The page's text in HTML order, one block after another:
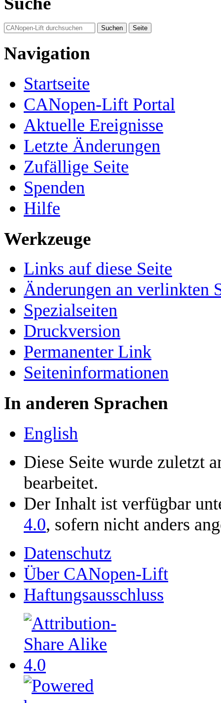
Navigation
Startseite
CANopen-Lift Portal
Aktuelle Ereignisse
Letzte Änderungen
Zufällige Seite
Spenden
Hilfe
Werkzeuge
Links auf diese Seite
Änderungen an verlinkten
Spezialseiten
Druckversion
Permanenter Link
Seiten­­informationen
In anderen Sprachen
English
Diese Seite wurde zuletzt
bearbeitet.
Der Inhalt ist verfügbar
4.0, sofern nicht anders
Datenschutz
Über CANopen-Lift
Haftungsausschluss